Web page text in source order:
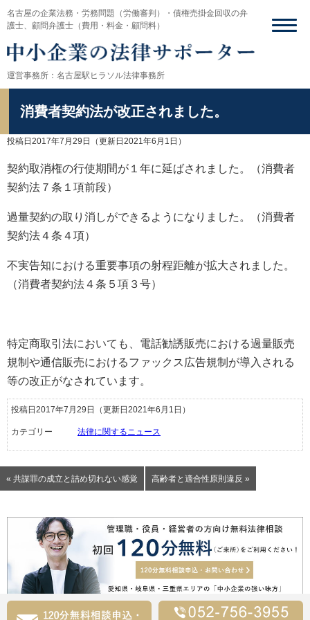
名古屋の企業法務・労務問題（労働審判）・債権売掛金回収の弁
護士、顧問弁護士（費用・料金・顧問料）
運営事務所：名古屋駅ヒラソル法律事務所
消費者契約法が改正されました。
投稿日2017年7月29日 （更新日2021年6月1日）
契約取消権の行使期間が１年に延ばされました。（消費者
契約法７条１項前段）
過量契約の取り消しができるようになりました。（消費者
契約法４条４項）
不実告知における重要事項の射程距離が拡大されました。
（消費者契約法４条５項３号）
特定商取引法においても、電話勧誘販売における過量販売
規制や通信販売におけるファックス広告規制が導入される
等の改正がなされています。
投稿日2017年7月29日 （更新日2021年6月1日）
カテゴリー 法律に関するニュース
« 共謀罪の成立と詰め切れない感覚 高齢者と適合性原則違反 »